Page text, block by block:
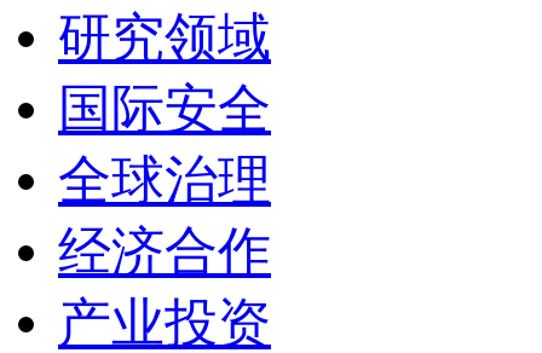
研究领域
国际安全
全球治理
经济合作
产业投资